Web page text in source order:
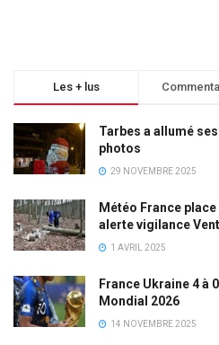
Les + lus
Tarbes a allumé
photos
29 NOVEMBRE 2025
Météo France
alerte vigilance
1 AVRIL 2025
France Ukraine 4 à
Mondial 2026
14 NOVEMBRE 2025